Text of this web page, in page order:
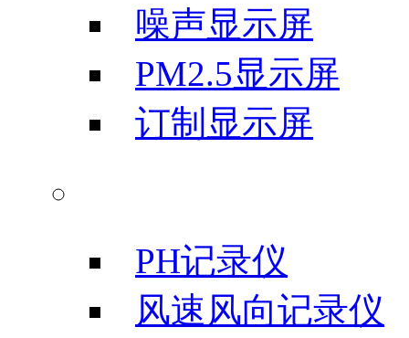
噪声显示屏
PM2.5显示屏
订制显示屏
PH记录仪
风速风向记录仪